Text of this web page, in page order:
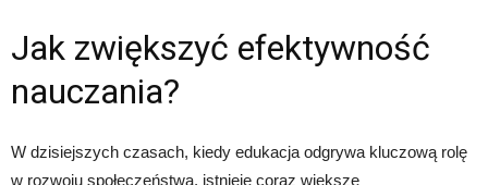
Jak zwiększyć efektywność
nauczania?
W dzisiejszych czasach, kiedy edukacja odgrywa kluczową rolę
w rozwoju społeczeństwa, istnieje coraz większe